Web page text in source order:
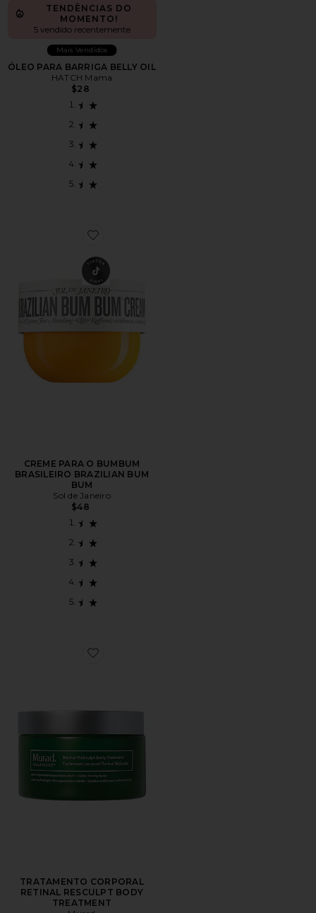
TENDÊNCIAS DO
MOMENTO!
5 vendido recentemente
Mais Vendidos
ÓLEO PARA BARRIGA BELLY OIL
HATCH Mama
$28
Favorite CREME PARA O BUMBUM BRASILEIRO
CREME PARA O BUMBUM
BRASILEIRO BRAZILIAN BUM
BUM
Sol de Janeiro
$48
Favorite TRATAMENTO CORPORAL RETINAL
TRATAMENTO CORPORAL
RETINAL RESCULPT BODY
TREATMENT